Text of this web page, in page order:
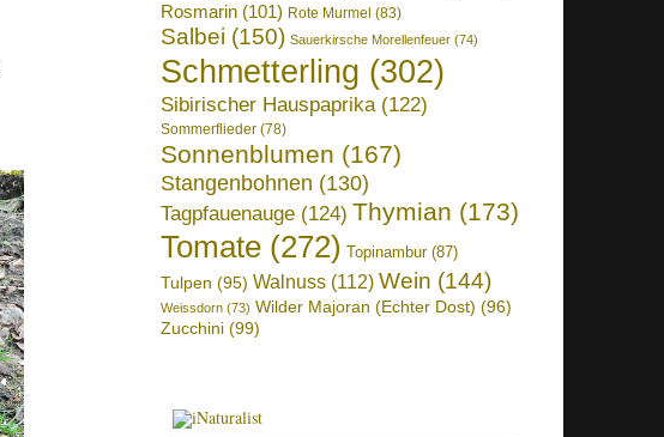
Rosmarin (101) Rote Murmel (83)
Salbei (150) Sauerkirsche Morellenfeuer (74)
Schmetterling (302)
Sibirischer Hauspaprika(122)
Sommerflieder (78)
Sonnenblumen (167)
Stangenbohnen (130)
Tagpfauenauge (124) Thymian (173)
Tomate (272) Topinambur(87)
Tulpen (95) Walnuss (112) Wein (144)
Weissdorn (73) Wilder Majoran (Echter Dost) (96)
Zucchini (99)